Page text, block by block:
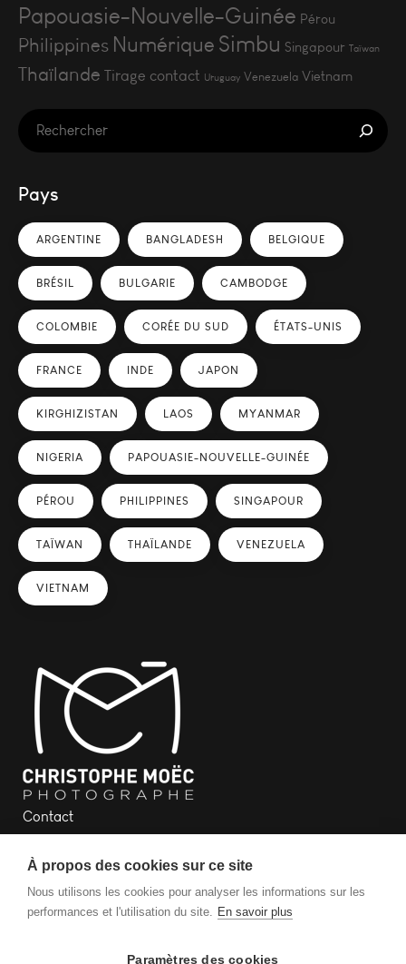
Papouasie-Nouvelle-Guinée Pérou
Philippines Numérique Simbu Singapour Taïwan
Thaïlande Tirage contact Uruguay Venezuela Vietnam
Pays
ARGENTINE BANGLADESH BELGIQUE
BRÉSIL BULGARIE CAMBODGE
COLOMBIE CORÉE DU SUD ÉTATS-UNIS
FRANCE INDE JAPON
KIRGHIZISTAN LAOS MYANMAR
NIGERIA PAPOUASIE-NOUVELLE-GUINÉE
PÉROU PHILIPPINES SINGAPOUR
TAÏWAN THAÏLANDE VENEZUELA
VIETNAM
Contact
Plan du site
Mentions légales
À propos des cookies sur ce site
Nous utilisons les cookies pour analyser les informations sur les
performances et l'utilisation du site. En savoir plus
Paramètres des cookies